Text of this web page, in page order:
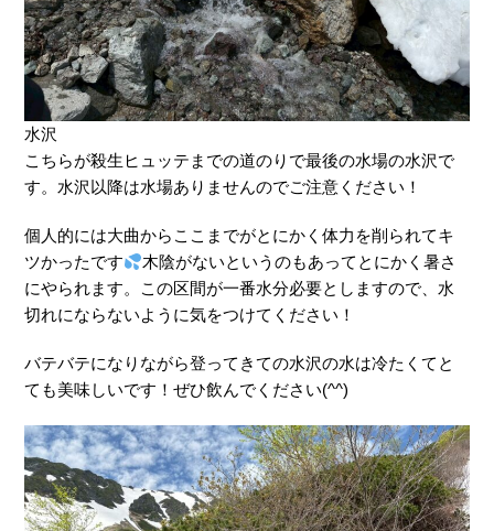
水沢
こちらが殺生ヒュッテまでの道のりで最後の水場の水沢で
す。水沢以降は水場ありませんのでご注意ください！
個人的には大曲からここまでがとにかく体力を削られてキ
ツかったです
木陰がないというのもあってとにかく暑さ
にやられます。この区間が一番水分必要としますので、水
切れにならないように気をつけてください！
バテバテになりながら登ってきての水沢の水は冷たくてと
ても美味しいです！ぜひ飲んでください(^^)